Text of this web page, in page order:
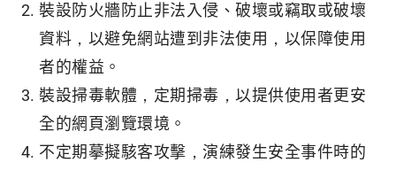
裝設防火牆防止非法入侵、破壞或竊取或破壞
資料，以避免網站遭到非法使用，以保障使用
者的權益。
裝設掃毒軟體，定期掃毒，以提供使用者更安
全的網頁瀏覽環境。
不定期摹擬駭客攻擊，演練發生安全事件時的